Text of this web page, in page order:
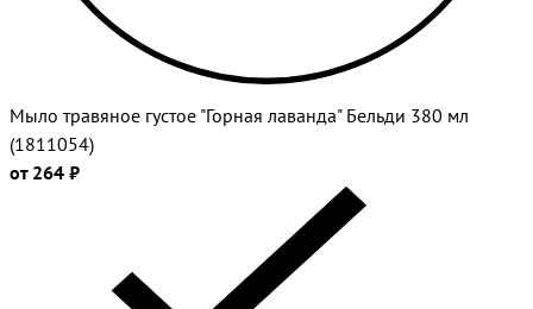
Мыло травяное густое "Горная лаванда" Бельди 380 мл
(1811054)
от 264 ₽